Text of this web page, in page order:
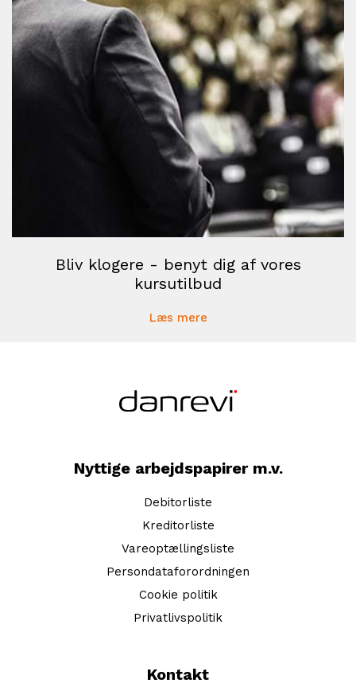
Bliv klogere - benyt dig af vores
kursutilbud
Læs mere
Nyttige arbejdspapirer m.v.
Debitorliste
Kreditorliste
Vareoptællingsliste
Persondataforordningen
Cookie politik
Privatlivspolitik
Kontakt